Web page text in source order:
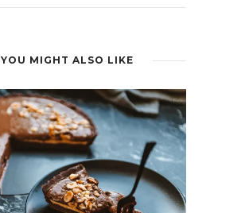
YOU MIGHT ALSO LIKE